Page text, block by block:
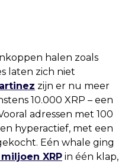
halen zoals
laten zich niet
zijn er nu meer
10.000 XRP – een
adressen met 100
hyperactief, met een
Eén whale ging
XRP in één klap,